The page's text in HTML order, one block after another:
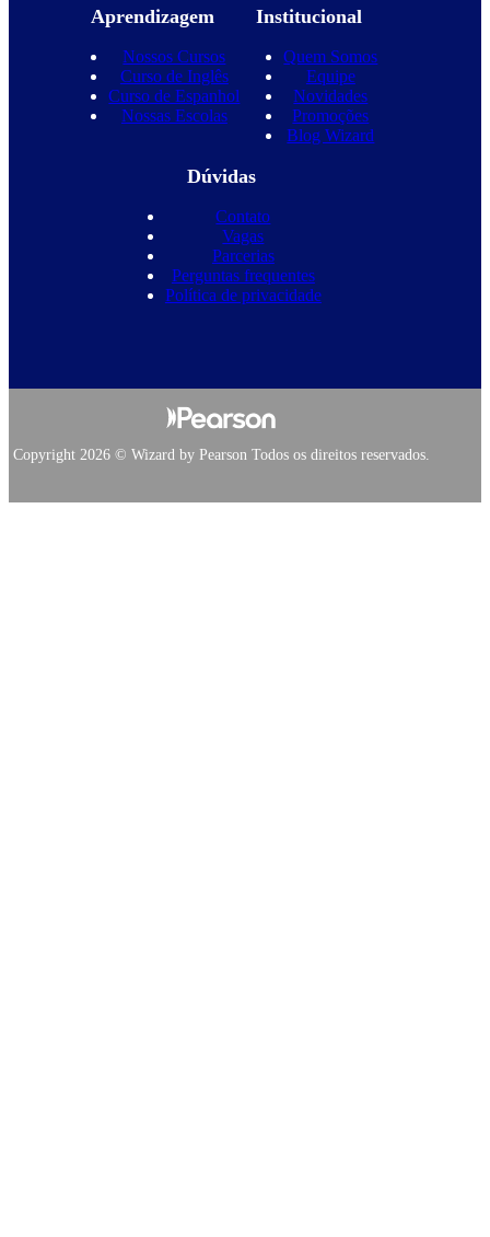
Aprendizagem
Nossos Cursos
Curso de Inglês
Curso de Espanhol
Nossas Escolas
Institucional
Quem Somos
Equipe
Novidades
Promoções
Blog Wizard
Dúvidas
Contato
Vagas
Parcerias
Perguntas frequentes
Política de privacidade
Copyright 2026 © Wizard by Pearson Todos os direitos reservados.